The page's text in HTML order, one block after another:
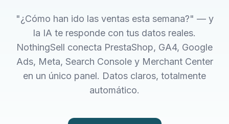
"¿Cómo han ido las ventas esta semana?" — y
la IA te responde con tus datos reales.
NothingSell conecta PrestaShop, GA4, Google
Ads, Meta, Search Console y Merchant Center
en un único panel. Datos claros, totalmente
automático.